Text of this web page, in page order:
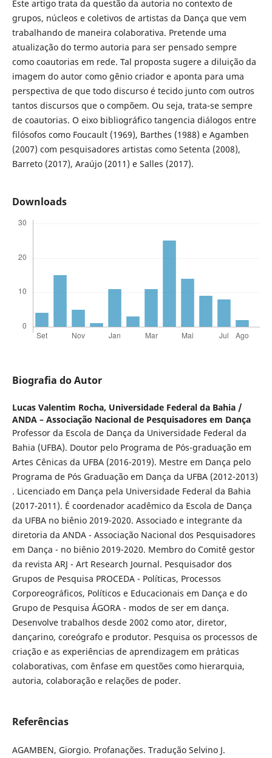
Este artigo trata da questão da autoria no contexto de
grupos, núcleos e coletivos de artistas da Dança que vem
trabalhando de maneira colaborativa. Pretende uma
atualização do termo autoria para ser pensado sempre
como coautorias em rede. Tal proposta sugere a diluição da
imagem do autor como gênio criador e aponta para uma
perspectiva de que todo discurso é tecido junto com outros
tantos discursos que o compõem. Ou seja, trata-se sempre
de coautorias. O eixo bibliográfico tangencia diálogos entre
filósofos como Foucault (1969), Barthes (1988) e Agamben
(2007) com pesquisadores artistas como Setenta (2008),
Barreto (2017), Araújo (2011) e Salles (2017).
Downloads
Biografia do Autor
Lucas Valentim Rocha, Universidade Federal da Bahia /
ANDA – Associação Nacional de Pesquisadores em Dança
Professor da Escola de Dança da Universidade Federal da
Bahia (UFBA). Doutor pelo Programa de Pós-graduação em
Artes Cênicas da UFBA (2016-2019). Mestre em Dança pelo
Programa de Pós Graduação em Dança da UFBA (2012-2013)
. Licenciado em Dança pela Universidade Federal da Bahia
(2017-2011). É coordenador acadêmico da Escola de Dança
da UFBA no biênio 2019-2020. Associado e integrante da
diretoria da ANDA - Associação Nacional dos Pesquisadores
em Dança - no biênio 2019-2020. Membro do Comitê gestor
da revista ARJ - Art Research Journal. Pesquisador dos
Grupos de Pesquisa PROCEDA - Políticas, Processos
Corporeográficos, Políticos e Educacionais em Dança e do
Grupo de Pesquisa ÁGORA - modos de ser em dança.
Desenvolve trabalhos desde 2002 como ator, diretor,
dançarino, coreógrafo e produtor. Pesquisa os processos de
criação e as experiências de aprendizagem em práticas
colaborativas, com ênfase em questões como hierarquia,
autoria, colaboração e relações de poder.
Referências
AGAMBEN, Giorgio. Profanações. Tradução Selvino J.